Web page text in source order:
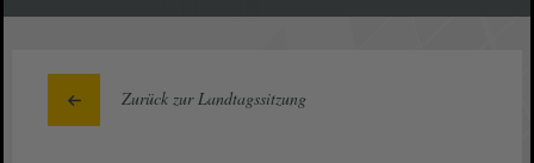
Zurück zur Landtagssitzung